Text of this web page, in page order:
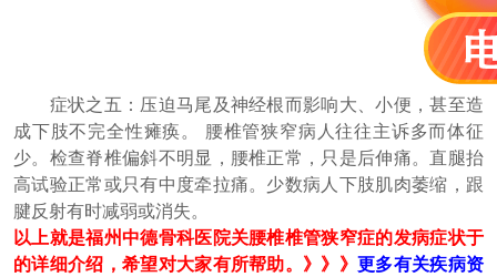
症状之五：压迫马尾及神经根而影响大、小便，甚至造
成下肢不完全性瘫痪。 腰椎管狭窄病人往往主诉多而体征
少。检查脊椎偏斜不明显，腰椎正常，只是后伸痛。直腿抬
高试验正常或只有中度牵拉痛。少数病人下肢肌肉萎缩，跟
腱反射有时减弱或消失。
以上就是福州中德骨科医院关腰椎椎管狭窄症的发病症状于
的详细介绍，希望对大家有所帮助。》》》更多有关疾病资